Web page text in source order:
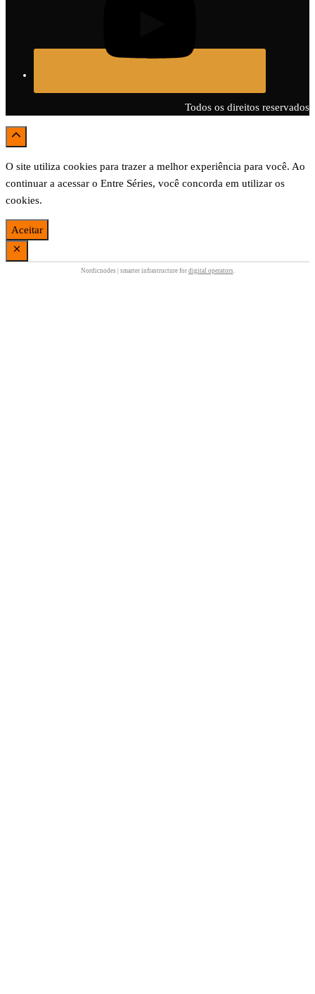
Todos os direitos reservados
O site utiliza cookies para trazer a melhor experiência para você. Ao
continuar a acessar o Entre Séries, você concorda em utilizar os
cookies.
Aceitar
Nordicnodes | smarter infrastructure for digital operators